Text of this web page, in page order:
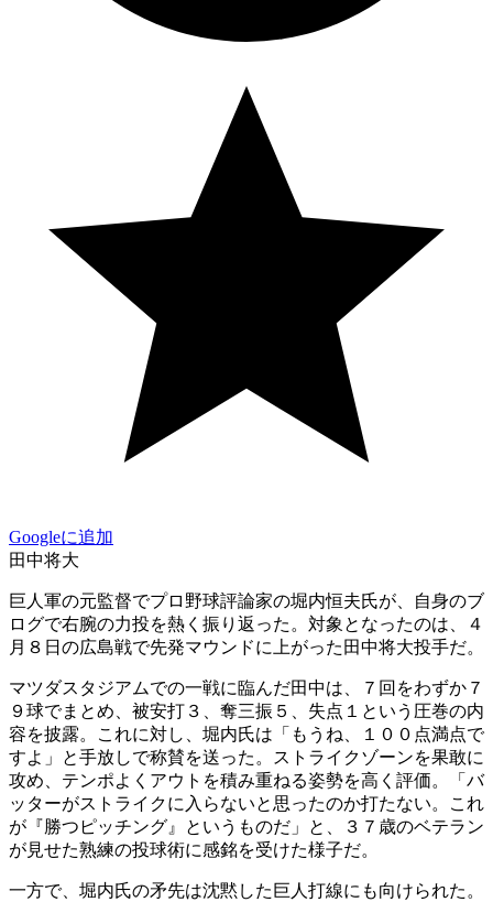
Googleに追加
田中将大
巨人軍の元監督でプロ野球評論家の堀内恒夫氏が、自身のブ
ログで右腕の力投を熱く振り返った。対象となったのは、４
月８日の広島戦で先発マウンドに上がった田中将大投手だ。
マツダスタジアムでの一戦に臨んだ田中は、７回をわずか７
９球でまとめ、被安打３、奪三振５、失点１という圧巻の内
容を披露。これに対し、堀内氏は「もうね、１００点満点で
すよ」と手放しで称賛を送った。ストライクゾーンを果敢に
攻め、テンポよくアウトを積み重ねる姿勢を高く評価。「バ
ッターがストライクに入らないと思ったのか打たない。これ
が『勝つピッチング』というものだ」と、３７歳のベテラン
が見せた熟練の投球術に感銘を受けた様子だ。
一方で、堀内氏の矛先は沈黙した巨人打線にも向けられた。